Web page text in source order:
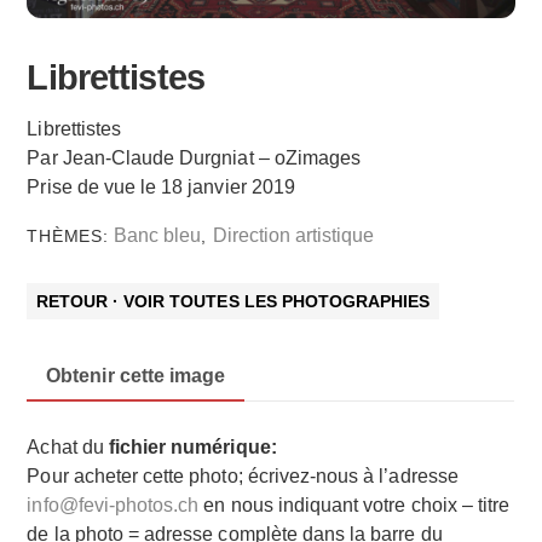
Librettistes
Librettistes
Par Jean-Claude Durgniat – oZimages
Prise de vue le 18 janvier 2019
THÈMES: Banc bleu Direction artistique
RETOUR · VOIR TOUTES LES PHOTOGRAPHIES
Obtenir cette image
Achat du fichier numérique:
Pour acheter cette photo; écrivez-nous à l’adresse
info@fevi-photos.ch en nous indiquant votre choix – titre
de la photo = adresse complète dans la barre du